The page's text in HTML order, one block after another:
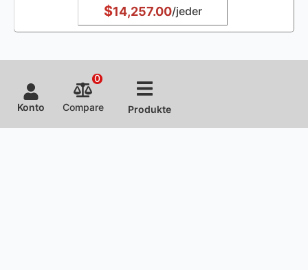
$14,257.00/jeder
Konto Compare
0
Produkte